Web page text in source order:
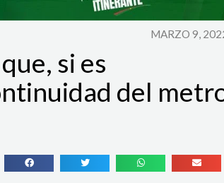
MARZO 9,
si es
del